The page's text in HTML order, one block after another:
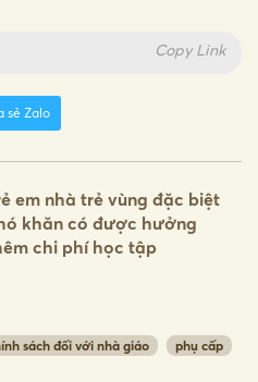
Copy Link
sẻ Zalo
em nhà trẻ vùng đặc biệt
khăn có được hưởng
chi phí học tập
sách đối với nhà giáo
phụ cấp